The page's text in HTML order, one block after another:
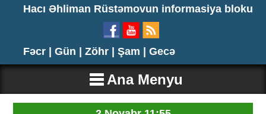
Hacı Əhliman Rüstəmovun informasiya bloku
Fəcr | Gün | Zöhr | Şam | Gecə
Ana Menyu